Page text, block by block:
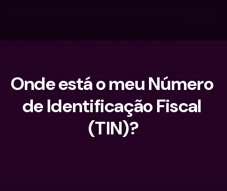
Onde está o meu Número
de Identificação Fiscal
(TIN)?